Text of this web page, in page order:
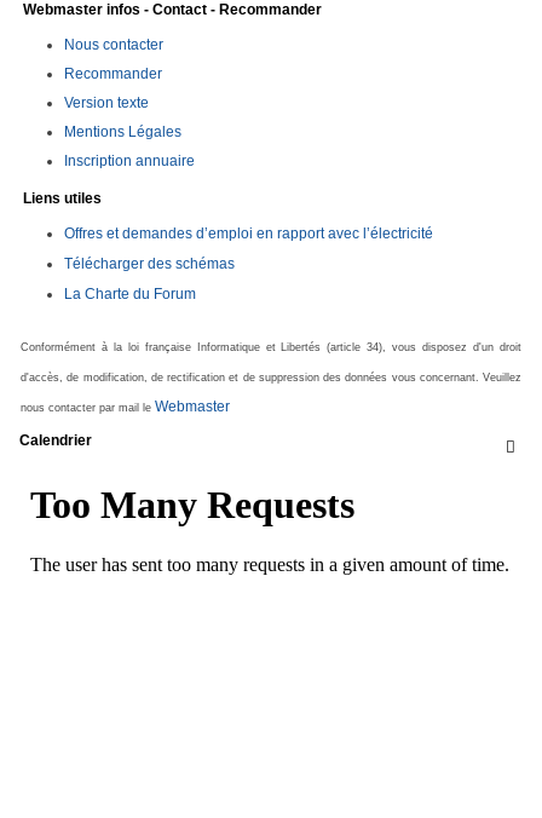
Webmaster infos - Contact - Recommander
Nous contacter
Recommander
Version texte
Mentions Légales
Inscription annuaire
Liens utiles
Offres et demandes d’emploi en rapport avec l’électricité
Télécharger des schémas
La Charte du Forum
Conformément à la loi française Informatique et Libertés (article 34), vous disposez d'un droit
d'accès, de modification, de rectification et de suppression des données vous concernant. Veuillez
nous contacter par mail le Webmaster

Calendrier